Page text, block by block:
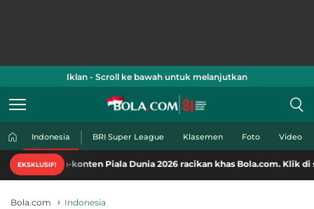
Iklan - Scroll ke bawah untuk melanjutkan
Indonesia BRI Super League Klasemen Foto Video
EKSKLUSIF!
konten Piala Dunia 2026 racikan khas Bola.com. Klik di sini!
Bola.com Indonesia